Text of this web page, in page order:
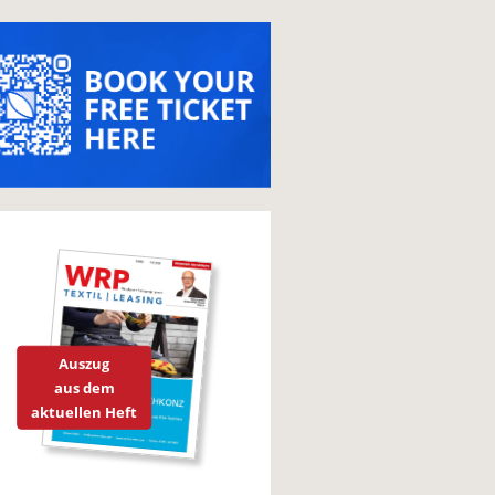
Auszug
aus dem
aktuellen Heft